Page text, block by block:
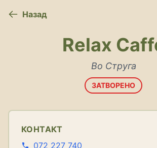
Назад
Relax
Во Струга
ЗАТВОРЕНО
КОНТАКТ
072 227 740